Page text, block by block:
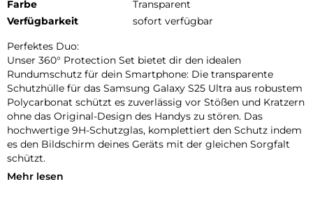
Farbe
Transparent
Verfügbarkeit
sofort verfügbar
Perfektes Duo:
Unser 360° Protection Set bietet dir den idealen
Rundumschutz für dein Smartphone: Die transparente
Schutzhülle für das Samsung Galaxy S25 Ultra aus robustem
Polycarbonat schützt es zuverlässig vor Stößen und Kratzern
ohne das Original-Design des Handys zu stören. Das
hochwertige 9H-Schutzglas, komplettiert den Schutz indem
es den Bildschirm deines Geräts mit der gleichen Sorgfalt
schützt.
Unbeeinträchtigte Bedienung:
Mehr lesen